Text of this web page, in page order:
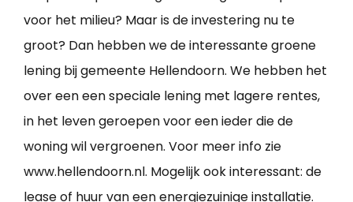
voor het milieu? Maar is de investering nu te
groot? Dan hebben we de interessante groene
lening bij gemeente Hellendoorn. We hebben het
over een een speciale lening met lagere rentes,
in het leven geroepen voor een ieder die de
woning wil vergroenen. Voor meer info zie
www.hellendoorn.nl. Mogelijk ook interessant: de
lease of huur van een energiezuinige installatie.